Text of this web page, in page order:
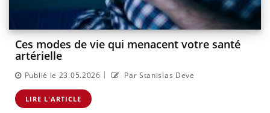
Ces modes de vie qui menacent votre santé
artérielle
Publié le 23.05.2026 | Par Stanislas Deve
LIRE L'ARTICLE